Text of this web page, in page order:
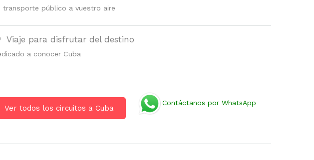
transporte público a vuestro aire
Viaje para disfrutar del destino
a conocer Cuba
Ver todos los circuitos a Cuba
Contáctanos por WhatsApp